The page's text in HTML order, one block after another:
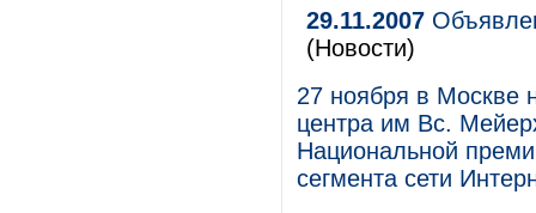
29.11.2007
(Новости)
27 ноября в Москве
центра им Вс.
Национальной
сегмента сети